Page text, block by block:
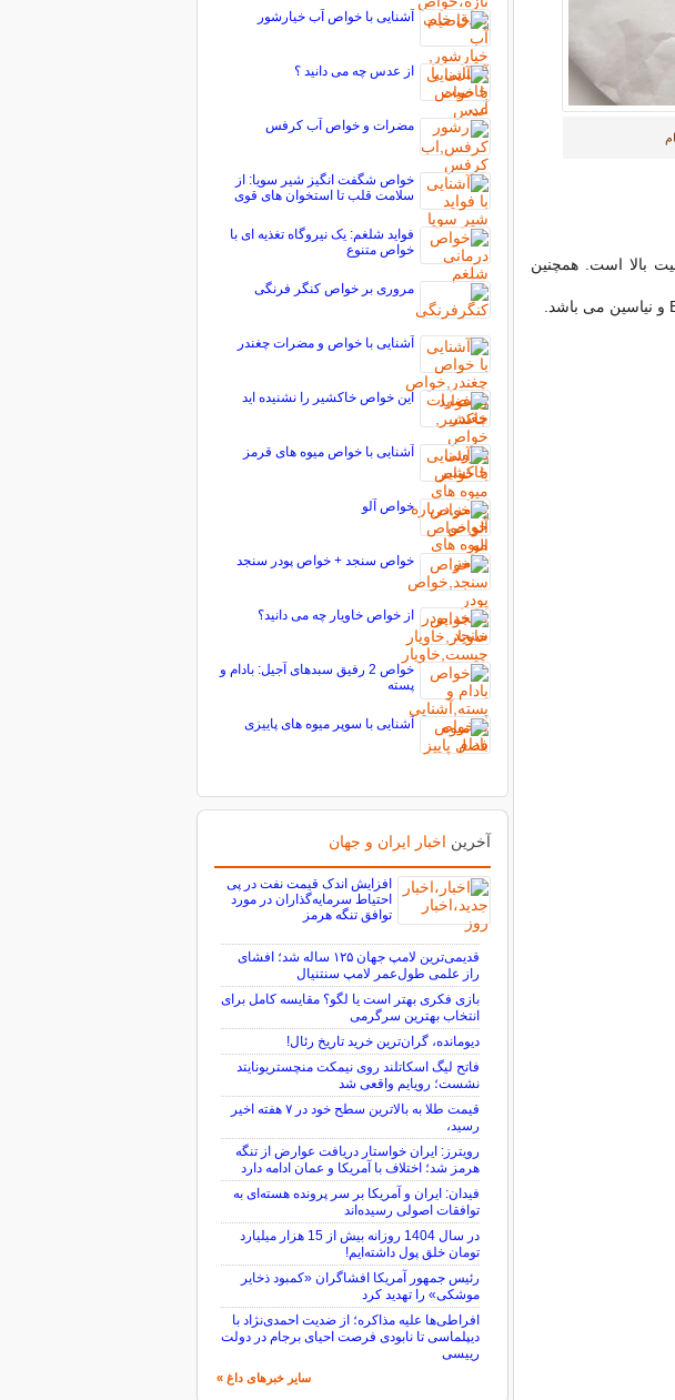
بالا است. همچنین
آشنایی با خواص آب خیارشور
از عدس چه می دانید ؟
مضرات و خواص آب کرفس
خواص شگفت انگیز شیر سویا: از
سلامت قلب تا استخوان های قوی
فواید شلغم: یک نیروگاه تغذیه ای با
خواص متنوع
مروری بر خواص کنگر فرنگی
آشنایی با خواص و مضرات چغندر
این خواص خاکشیر را نشنیده اید
آشنایی با خواص میوه های قرمز
خواص آلو
خواص سنجد + خواص پودر سنجد
از خواص خاویار چه می دانید؟
خواص 2‌ رفیق‌ سبدهای‌ آجیل:‌ بادام و
پسته
آشنایی با سوپر میوه های پاییزی
آخرین اخبار ایران و جهان
افزایش اندک قیمت نفت در پی
احتیاط سرمایه‌گذاران در مورد
توافق تنگه هرمز
قدیمی‌ترین لامپ جهان ۱۲۵ ساله شد؛ افشای
راز علمی طول‌عمر لامپ سنتنیال
بازی فکری بهتر است یا لگو؟ مقایسه کامل برای
انتخاب بهترین سرگرمی
دیومانده، گران‌ترین خرید تاریخ رئال!
فاتح لیگ اسکاتلند روی نیمکت منچستریونایتد
نشست؛ رویایم واقعی شد
قیمت طلا به بالاترین سطح خود در ۷ هفته اخیر
رسید،
رویترز: ایران خواستار دریافت عوارض از تنگه
هرمز شد؛ اختلاف با آمریکا و عمان ادامه دارد
فیدان: ایران و آمریکا بر سر پرونده هسته‌ای به
توافقات اصولی رسیده‌اند
در سال 1404 روزانه بیش از 15 هزار میلیارد
تومان خلق پول داشته‌ایم!
رئیس جمهور آمریکا افشاگران «کمبود ذخایر
موشکی» را تهدید کرد
افراطی‌ها علیه مذاکره؛ از ضدیت احمدی‌نژاد با
دیپلماسی تا نابودی فرصت احیای برجام در دولت
رییسی
سایر خبرهای داغ »